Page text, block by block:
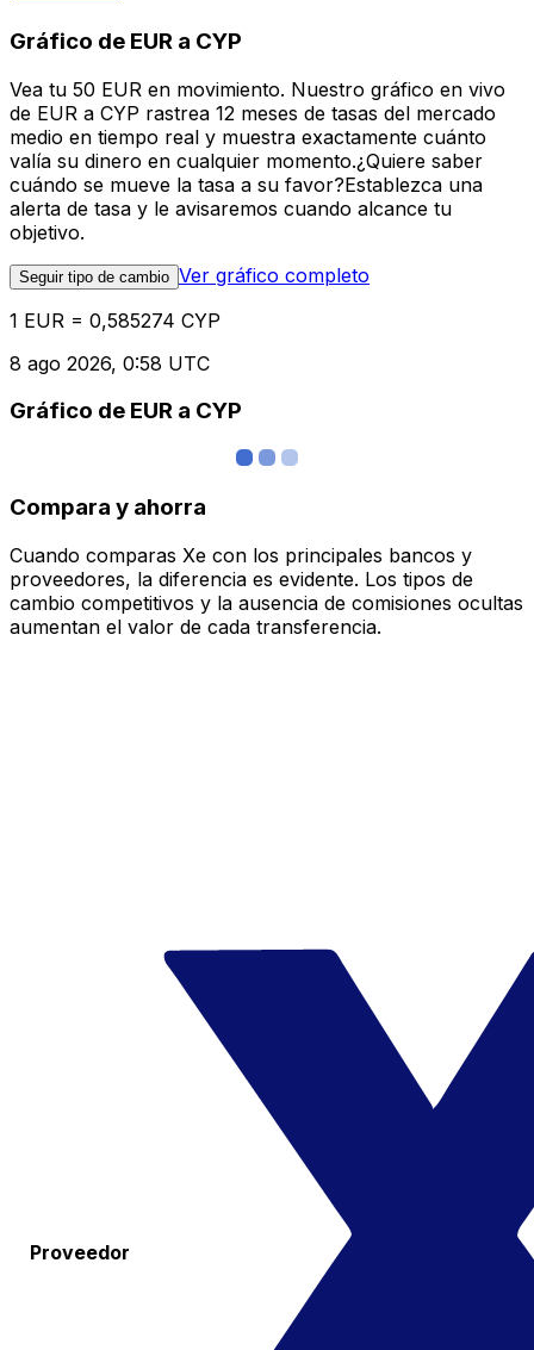
Gráfico de EUR a CYP
Vea tu 50 EUR en movimiento. Nuestro gráfico en vivo
de EUR a CYP rastrea 12 meses de tasas del mercado
medio en tiempo real y muestra exactamente cuánto
valía su dinero en cualquier momento.¿Quiere saber
cuándo se mueve la tasa a su favor?Establezca una
alerta de tasa y le avisaremos cuando alcance tu
objetivo.
Seguir tipo de cambio Ver gráfico completo
1 EUR = 0,585274 CYP
8 ago 2026, 0:58 UTC
Gráfico de EUR a CYP
Compara y ahorra
Cuando comparas Xe con los principales bancos y
proveedores, la diferencia es evidente. Los tipos de
cambio competitivos y la ausencia de comisiones ocultas
aumentan el valor de cada transferencia.
Proveedor